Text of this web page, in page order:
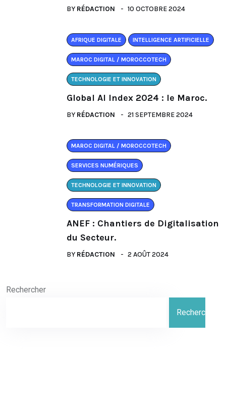
BY RÉDACTION 10 OCTOBRE 2024
AFRIQUE DIGITALE INTELLIGENCE ARTIFICIELLE
MAROC DIGITAL / MOROCCOTECH
TECHNOLOGIE ET INNOVATION
Global AI Index 2024 : le Maroc.
BY RÉDACTION 21 SEPTEMBRE 2024
MAROC DIGITAL / MOROCCOTECH
SERVICES NUMÉRIQUES
TECHNOLOGIE ET INNOVATION
TRANSFORMATION DIGITALE
ANEF : Chantiers de Digitalisation
du Secteur.
BY RÉDACTION 2 AOÛT 2024
Rechercher
Rechercher